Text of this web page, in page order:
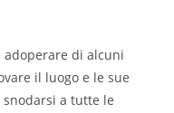
adoperare di alcuni
il luogo e le sue
a tutte le